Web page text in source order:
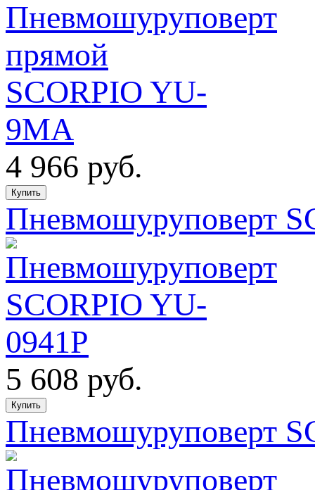
4 966 руб.
Пневмошуруповерт
5 608 руб.
Пневмошуруповерт